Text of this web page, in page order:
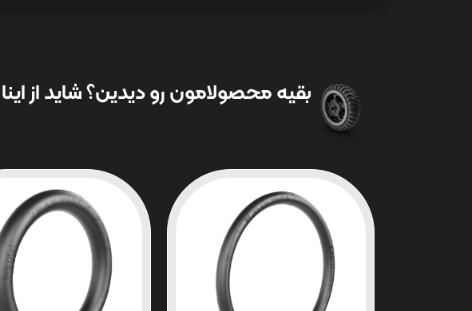
بقیه محصولامون رو دیدین؟ شاید از